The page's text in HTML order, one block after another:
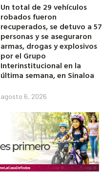
Un total de 29 vehículos
robados fueron
recuperados, se detuvo a 57
personas y se aseguraron
armas, drogas y explosivos
por el Grupo
Interinstitucional en la
última semana, en Sinaloa
agosto 6, 2026